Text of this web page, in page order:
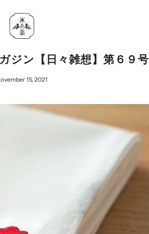
ジン【日々雑想】第６９号
15, 2021